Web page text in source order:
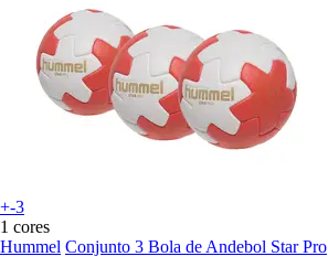
+-3
1 cores
Hummel Conjunto 3 Bola de Andebol Star Pro